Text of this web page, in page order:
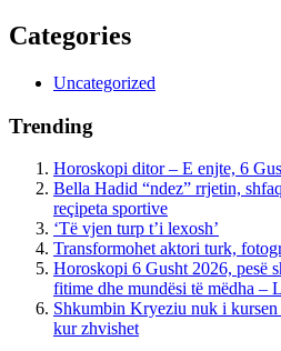
Categories
Uncategorized
Trending
Horoskopi ditor – E enjte, 6
Bella Hadid “ndez” rrjetin,
reçipeta sportive
‘Të vjen turp t’i lexosh’
Transformohet aktori turk,
Horoskopi 6 Gusht 2026, pesë
fitime dhe mundësi të mëdha –
Shkumbin Kryeziu nuk i
kur zhvishet